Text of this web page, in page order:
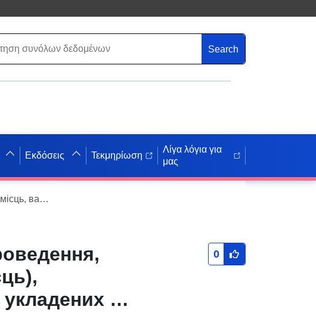
Search
Εκδόσεις Τεκμηρίωση
Λίγα λόγια για
μας
Відомості щодо ярмарків (строк проведення, місце, кількість місць, вартість місць), організаторів ярмарків, договорів, укладених з організаторами таких ярмарків
укладених з
0